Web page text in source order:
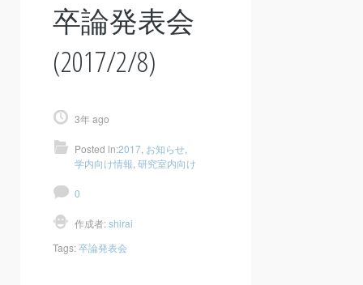
卒論発表会
(2017/2/8)
3年 ago
Posted in:2017 お知らせ
学内向け情報 研究室内向け
0
作成者:shirai
Tags:卒論発表会